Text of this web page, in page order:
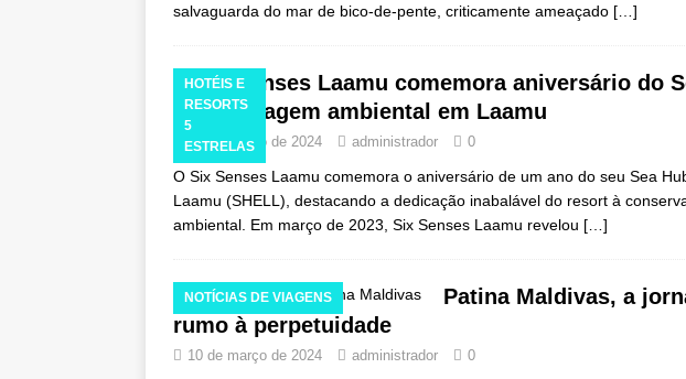
salvaguarda do mar de bico-de-pente, criticamente ameaçado […]
HOTÉIS E
RESORTS
5
ESTRELAS
Six Senses Laamu comemora aniversário do
aprendizagem ambiental em Laamu
22 de março de 2024 administrador 0
O Six Senses Laamu comemora o aniversário de um ano do seu Sea
Laamu (SHELL), destacando a dedicação inabalável do resort à
ambiental. Em março de 2023, Six Senses Laamu revelou […]
NOTÍCIAS DE VIAGENS
Patina Maldivas, a
rumo à perpetuidade
10 de março de 2024 administrador 0